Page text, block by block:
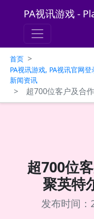
PA视讯游戏 -
首页 >
PA视讯游戏, PA视讯官网
新闻资讯
> 超700位客户及合
超700位
聚英特
发布时间：